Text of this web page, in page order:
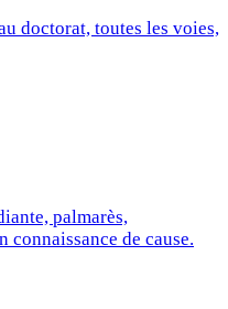
doctorat, toutes les voies,
palmarès,
connaissance de cause.